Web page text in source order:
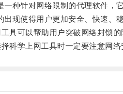
针对网络限制的代理软件，它
使得用户更加安全、快速、稳
可以帮助用户突破网络封锁的
学上网工具时一定要注意网络